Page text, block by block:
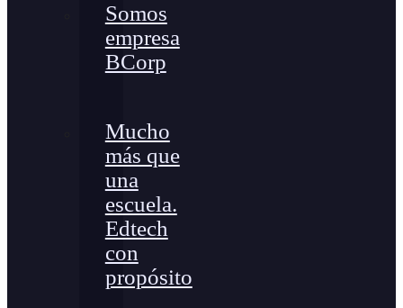
Somos
empresa
BCorp
Mucho
más que
una
escuela.
Edtech
con
propósito